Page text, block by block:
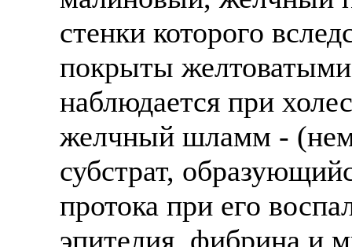
стенки которого
покрыты
наблюдается при
желчный шламм -
субстрат,
протока при его
эпителия, фибрина и